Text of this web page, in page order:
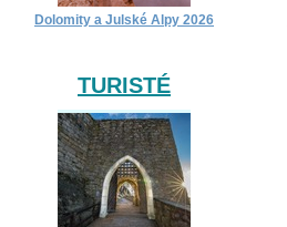
Dolomity a Julské Alpy 2026
TURISTÉ